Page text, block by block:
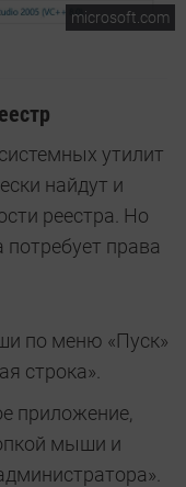
microsoft.com
утилит
найдут и
реестра. Но
потребует права
по меню «Пуск»
строка».
приложение,
мыши и